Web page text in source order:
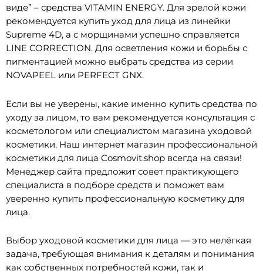
виде” – средства VITAMIN ENERGY. Для зрелой кожи
рекомендуется купить уход для лица из линейки
Supreme 4D, а с морщинами успешно справляется
LINE CORRECTION. Для осветления кожи и борьбы с
пигментацией можно выбрать средства из серии
NOVAPEEL или PERFECT GNX.
Если вы не уверены, какие именно купить средства по
уходу за лицом, то вам рекомендуется консультация с
косметологом или специалистом магазина уходовой
косметики. Наш интернет магазин профессиональной
косметики для лица Cosmovit.shop всегда на связи!
Менеджер сайта предложит совет практикующего
специалиста в подборе средств и поможет вам
уверенно купить профессиональную косметику для
лица.
Выбор уходовой косметики для лица — это нелёгкая
задача, требующая внимания к деталям и понимания
как собственных потребностей кожи, так и